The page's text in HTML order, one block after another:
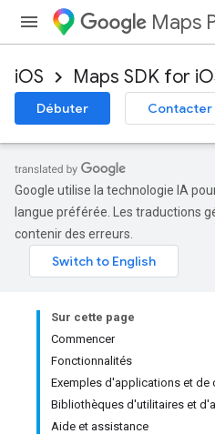
Maps
iOS Maps SDK for
Débuter Contacter
Google utilise la technologie IA
langue préférée. Les traductions
contenir des erreurs.
Sur cette page
Commencer
Fonctionnalités
Exemples d'applications et de
Bibliothèques d'utilitaires et
Aide et assistance